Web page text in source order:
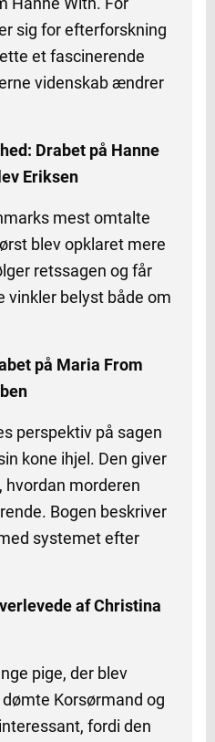
sig for efterforskning
et fascinerende
videnskab ændrer
Drabet på Hanne
Eriksen
mest omtalte
blev opklaret mere
retssagen og får
vinkler belyst både om
på Maria From
perspektiv på sagen
kone ihjel. Den giver
hvordan morderen
Bogen beskriver
systemet efter
af Christina
pige, der blev
Korsørmand og
fordi den